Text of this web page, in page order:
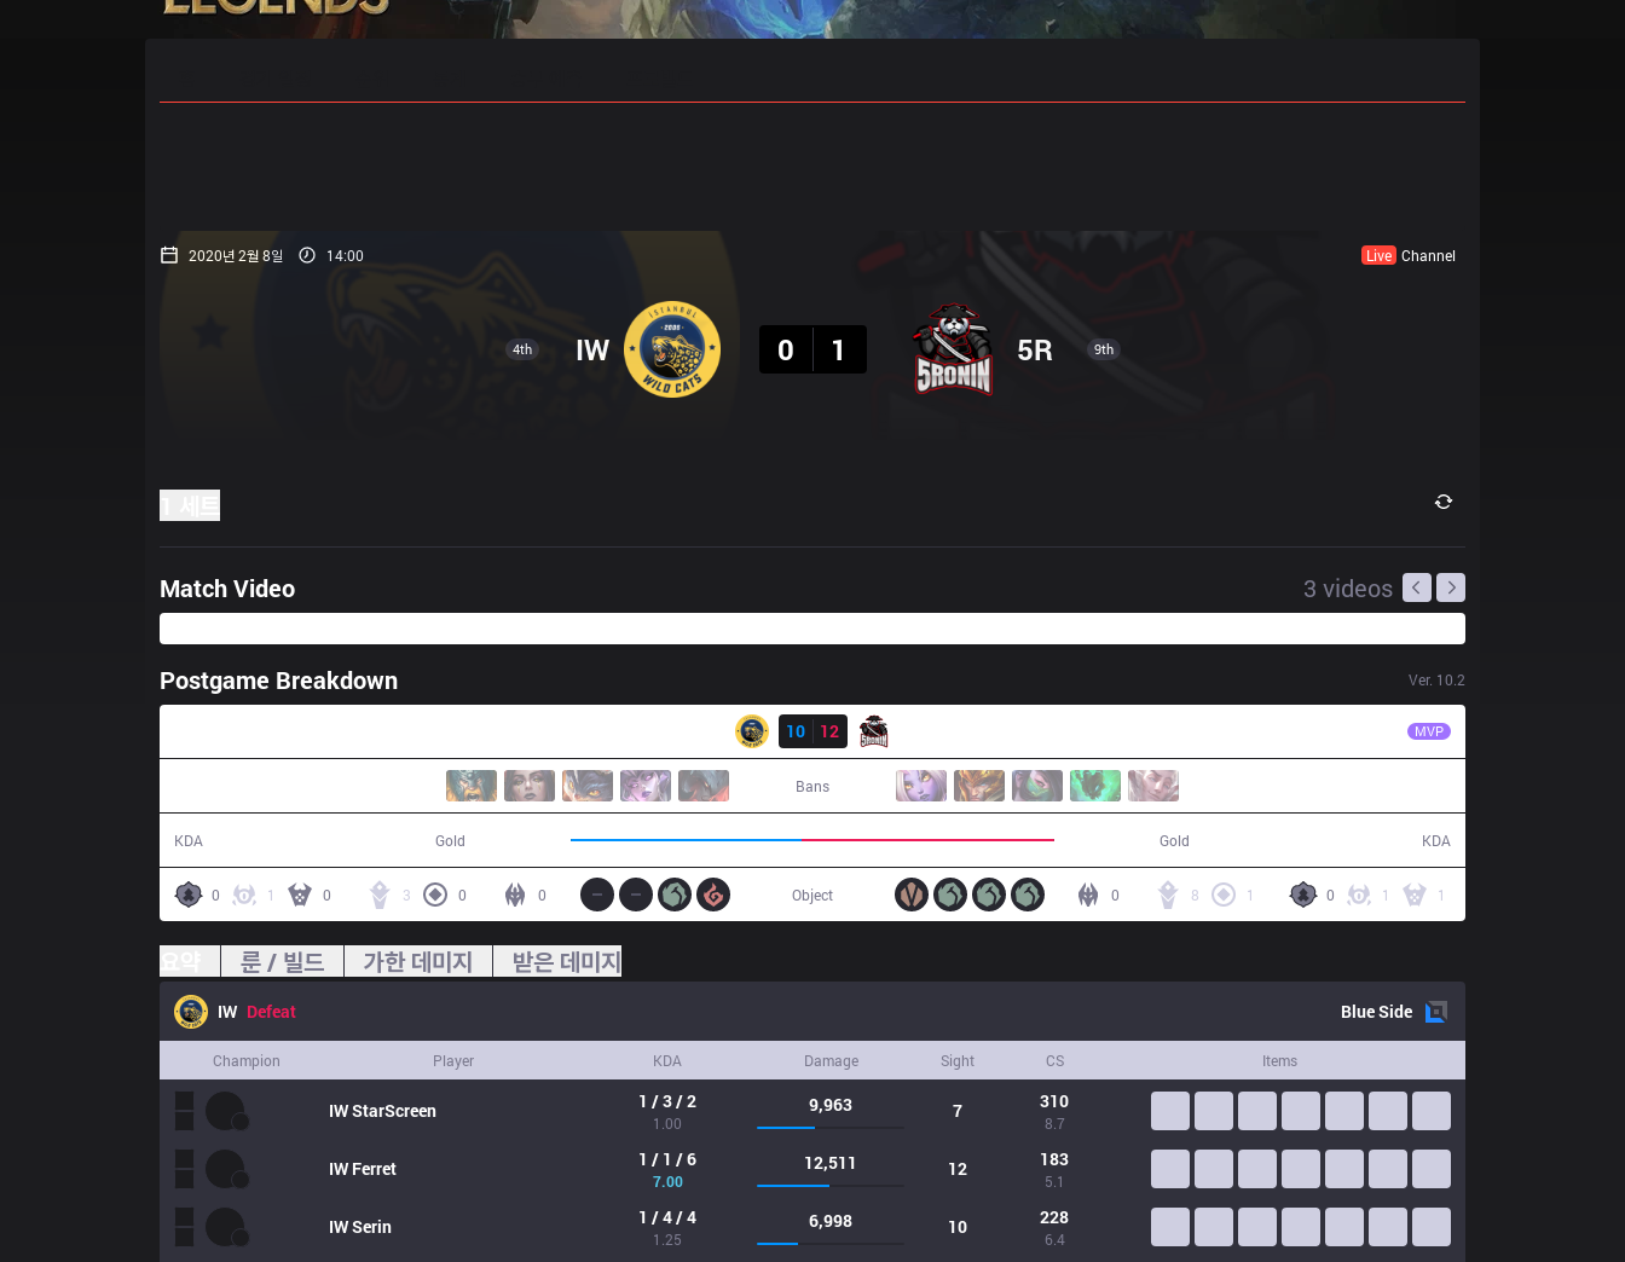
2020년 2월 8일 14:00 Live Channel
4th IW
0
1 5R 9th
Match Video 3 videos
Postgame Breakdown Ver. 10.2
10
12 MVP
Bans
KDA Gold Gold KDA
0 1 0 3 0 0 0 1 1
8 1
0
Object
룬 / 빌드 가한 데미지 받은 데미지
IW Defeat BlueSide
Champion Player KDA Damage Sight CS Items
IWStarScreen 1 / 3 / 2
1.00
9,963 7 310
8.7
IW Ferret 1 / 1 / 6
7.00
12,511 12 183
5.1
IWSerin 1 / 4 / 4
1.25
6,998 10 228
6.4